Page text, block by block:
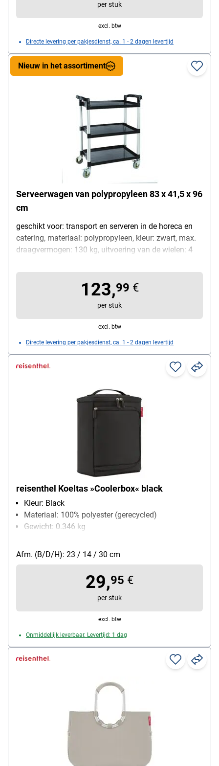
per stuk
excl. btw
Directe levering per pakjesdienst, ca. 1 - 2 dagen levertijd
Serveerwagen van polypropyleen 83 x 41,5 x 96
cm
geschikt voor: transport en serveren in de horeca en
catering, materiaal: polypropyleen, kleur: zwart, max.
draagvermogen: 130 kg, uitvoering van de wielen: 4
afmetingen (B/D/H): 83 / 41,5 / 96 cm,
leveringsomvang: 1x serveerwagen
Nieuw in het assortiment
123,99 €
per stuk
excl. btw
Directe levering per pakjesdienst, ca. 1 - 2 dagen levertijd
reisenthel Koeltas »Coolerbox« black
Kleur: Black
Materiaal: 100% polyester (gerecycled)
Gewicht: 0.346 kg
Afm. (B/D/H): 23 / 14 / 30 cm
29,95 €
per stuk
excl. btw
Onmiddellijk leverbaar. Levertijd: 1 dag